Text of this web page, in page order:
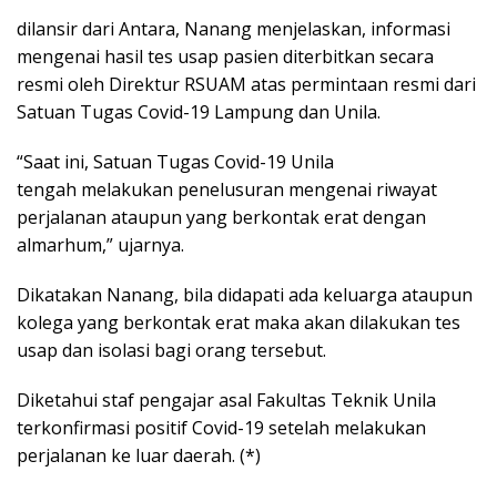
dilansir dari Antara, Nanang menjelaskan, informasi
mengenai hasil tes usap pasien diterbitkan secara
resmi oleh Direktur RSUAM atas permintaan resmi dari
Satuan Tugas Covid-19 Lampung dan Unila.
“Saat ini, Satuan Tugas Covid-19 Unila
tengah melakukan penelusuran mengenai riwayat
perjalanan ataupun yang berkontak erat dengan
almarhum,” ujarnya.
Dikatakan Nanang, bila didapati ada keluarga ataupun
kolega yang berkontak erat maka akan dilakukan tes
usap dan isolasi bagi orang tersebut.
Diketahui staf pengajar asal Fakultas Teknik Unila
terkonfirmasi positif Covid-19 setelah melakukan
perjalanan ke luar daerah. (*)